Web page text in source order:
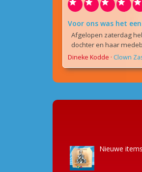
Voor ons was het
Afgelopen zaterdag
dochter en haar
Dineke Kodde · Clown
Nieuwe